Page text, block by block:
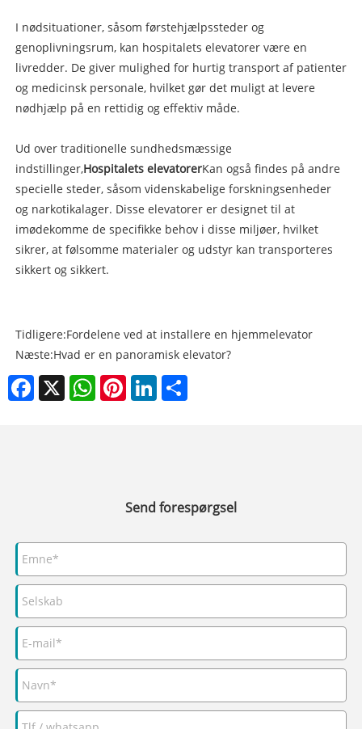
I nødsituationer, såsom førstehjælpssteder og
genoplivningsrum, kan hospitalets elevatorer være en
livredder. De giver mulighed for hurtig transport af patienter
og medicinsk personale, hvilket gør det muligt at levere
nødhjælp på en rettidig og effektiv måde.
Ud over traditionelle sundhedsmæssige
indstillinger,Hospitalets elevatorerKan også findes på andre
specielle steder, såsom videnskabelige forskningsenheder
og narkotikalager. Disse elevatorer er designet til at
imødekomme de specifikke behov i disse miljøer, hvilket
sikrer, at følsomme materialer og udstyr kan transporteres
sikkert og sikkert.
Tidligere:Fordelene ved at installere en hjemmelevator
Næste:Hvad er en panoramisk elevator?
Facebook
X WhatsAppPinterestLinkedIn
Send forespørgsel